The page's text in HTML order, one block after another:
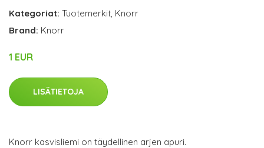
Kategoriat: Tuotemerkit, Knorr
Brand: Knorr
1 EUR
LISÄTIETOJA
Knorr kasvisliemi on täydellinen arjen apuri.